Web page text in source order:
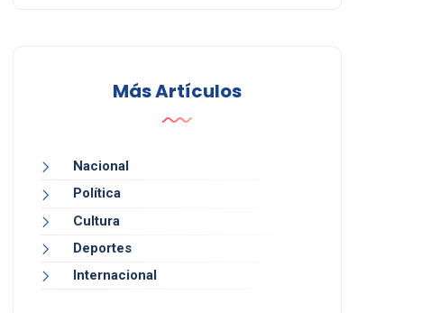
Más Artículos
Nacional
Política
Cultura
Deportes
Internacional